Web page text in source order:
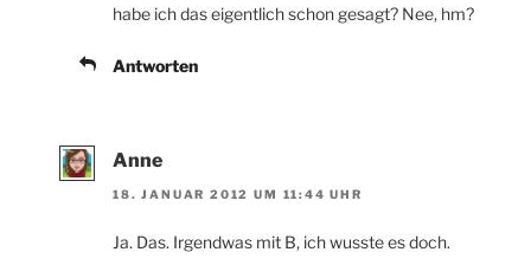
habe ich das eigentlich schon gesagt? Nee, hm?
Antworten
Anne
18. JANUAR 2012 UM 11:44 UHR
Ja. Das. Irgendwas mit B, ich wusste es doch.